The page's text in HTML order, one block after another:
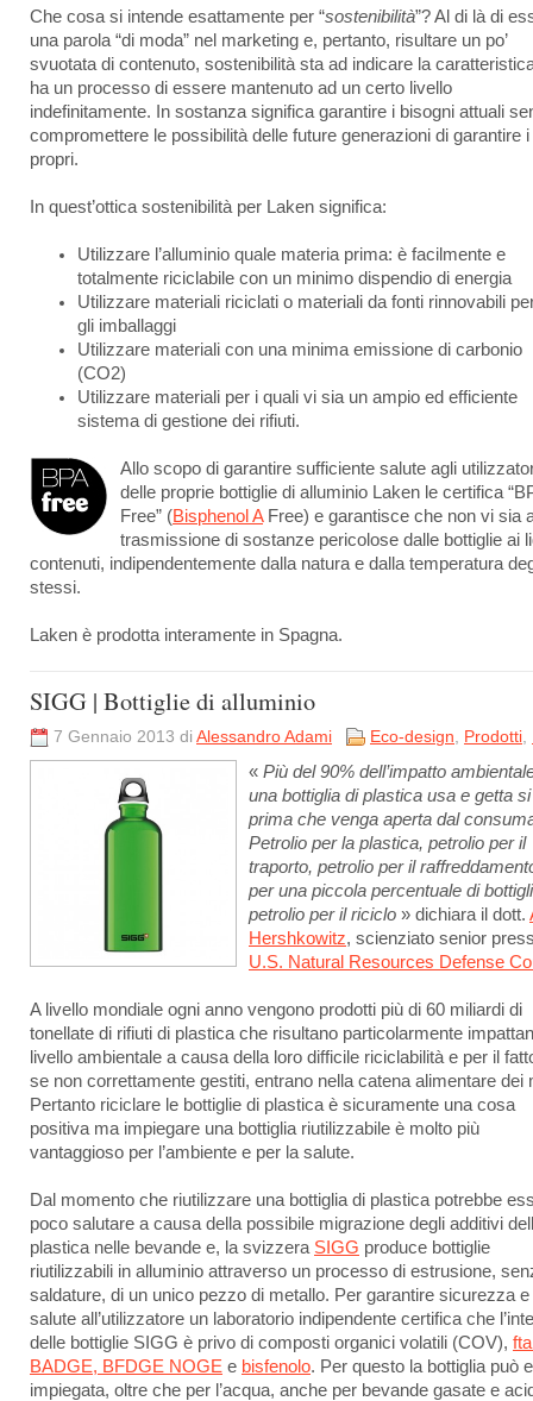
Che cosa si intende esattamente per “sostenibilità”? Al di là di
una parola “di moda” nel marketing e, pertanto, risultare un po’
svuotata di contenuto, sostenibilità sta ad indicare la
ha un processo di essere mantenuto ad un certo livello
indefinitamente. In sostanza significa garantire i bisogni attuali
compromettere le possibilità delle future generazioni di garantire i
propri.
In quest’ottica sostenibilità per Laken significa:
Utilizzare l’alluminio quale materia prima: è facilmente e
totalmente riciclabile con un minimo dispendio di energia
Utilizzare materiali riciclati o materiali da fonti rinnovabili
gli imballaggi
Utilizzare materiali con una minima emissione di carbonio
(CO2)
Utilizzare materiali per i quali vi sia un ampio ed efficiente
sistema di gestione dei rifiuti.
Allo scopo di garantire sufficiente salute agli
delle proprie bottiglie di alluminio Laken le certifica
Free” (Bisphenol AFree) e garantisce che non vi sia
trasmissione di sostanze pericolose dalle bottiglie ai
contenuti, indipendentemente dalla natura e dalla temperatura
stessi.
Laken è prodotta interamente in Spagna.
SIGG | Bottiglie di alluminio
7 Gennaio 2013 di Alessandro Adami Eco-design, Prodotti,
« Più del 90% dell’impatto
una bottiglia di plastica usa e getta
prima che venga aperta dal
Petrolio per la plastica, petrolio per il
traporto, petrolio per il
per una piccola percentuale di
petrolio per il riciclo » dichiara il dott.
Hershkowitz, scienziato senior
U.S. Natural Resources Defense
A livello mondiale ogni anno vengono prodotti più di 60 miliardi di
tonellate di rifiuti di plastica che risultano particolarmente
livello ambientale a causa della loro difficile riciclabilità e per il
se non correttamente gestiti, entrano nella catena alimentare dei
Pertanto riciclare le bottiglie di plastica è sicuramente una cosa
positiva ma impiegare una bottiglia riutilizzabile è molto più
vantaggioso per l’ambiente e per la salute.
Dal momento che riutilizzare una bottiglia di plastica potrebbe
poco salutare a causa della possibile migrazione degli additivi
plastica nelle bevande e, la svizzera SIGG produce bottiglie
riutilizzabili in alluminio attraverso un processo di estrusione,
saldature, di un unico pezzo di metallo. Per garantire sicurezza e
salute all’utilizzatore un laboratorio indipendente certifica che
delle bottiglie SIGG è privo di composti organici volatili (COV),
BADGE, BFDGE NOGE e bisfenolo. Per questo la bottiglia può
impiegata, oltre che per l’acqua, anche per bevande gasate e